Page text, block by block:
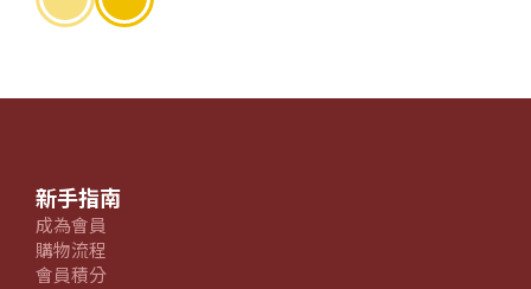
新手指南
成為會員
購物流程
會員積分